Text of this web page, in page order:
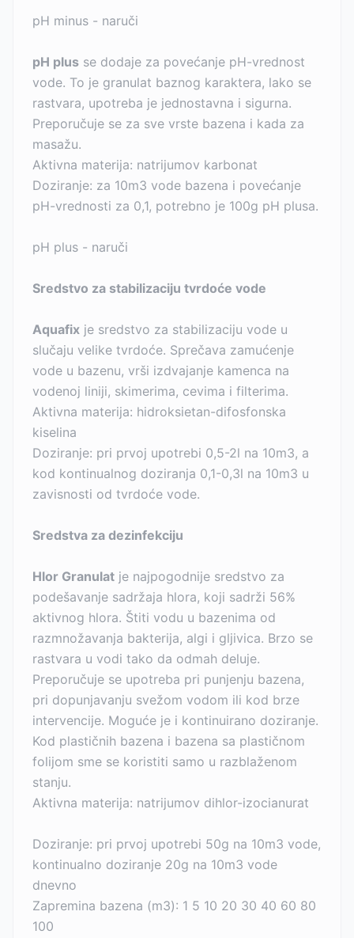
pH minus - naruči
pH plus se dodaje za povećanje pH-vrednost
vode. To je granulat baznog karaktera, lako se
rastvara, upotreba je jednostavna i sigurna.
Preporučuje se za sve vrste bazena i kada za
masažu.
Aktivna materija: natrijumov karbonat
Doziranje: za 10m3 vode bazena i povećanje
pH-vrednosti za 0,1, potrebno je 100g pH plusa.
pH plus - naruči
Sredstvo za stabilizaciju tvrdoće vode
Aquafix je sredstvo za stabilizaciju vode u
slučaju velike tvrdoće. Sprečava zamućenje
vode u bazenu, vrši izdvajanje kamenca na
vodenoj liniji, skimerima, cevima i filterima.
Aktivna materija: hidroksietan-difosfonska
kiselina
Doziranje: pri prvoj upotrebi 0,5-2l na 10m3, a
kod kontinualnog doziranja 0,1-0,3l na 10m3 u
zavisnosti od tvrdoće vode.
Sredstva za dezinfekciju
Hlor Granulat je najpogodnije sredstvo za
podešavanje sadržaja hlora, koji sadrži 56%
aktivnog hlora. Štiti vodu u bazenima od
razmnožavanja bakterija, algi i gljivica. Brzo se
rastvara u vodi tako da odmah deluje.
Preporučuje se upotreba pri punjenju bazena,
pri dopunjavanju svežom vodom ili kod brze
intervencije. Moguće je i kontinuirano doziranje.
Kod plastičnih bazena i bazena sa plastičnom
folijom sme se koristiti samo u razblaženom
stanju.
Aktivna materija: natrijumov dihlor-izocianurat
Doziranje: pri prvoj upotrebi 50g na 10m3 vode,
kontinualno doziranje 20g na 10m3 vode
dnevno
Zapremina bazena (m3): 1 5 10 20 30 40 60 80
100